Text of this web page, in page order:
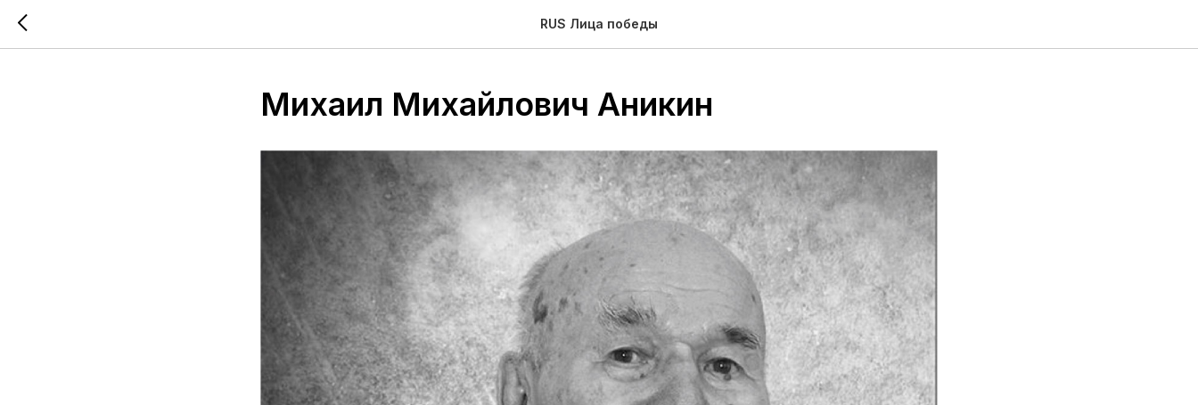
RUS Лица победы
Михаил Михайлович Аникин